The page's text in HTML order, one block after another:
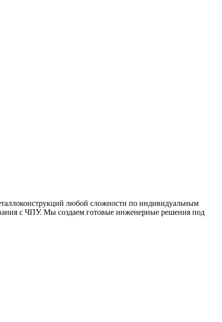
любой сложности по индивидуальным
с ЧПУ. Мы создаем готовые инженерные решения под